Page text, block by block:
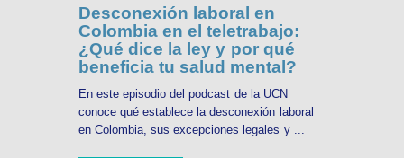
Desconexión laboral en
Colombia en el teletrabajo:
¿Qué dice la ley y por qué
beneficia tu salud mental?
En este episodio del podcast de la UCN
conoce qué establece la desconexión laboral
en Colombia, sus excepciones legales y ...